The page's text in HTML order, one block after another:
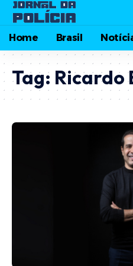
Home Brasil
Tag: Ricardo